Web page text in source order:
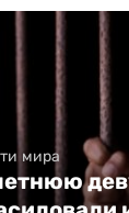
мира